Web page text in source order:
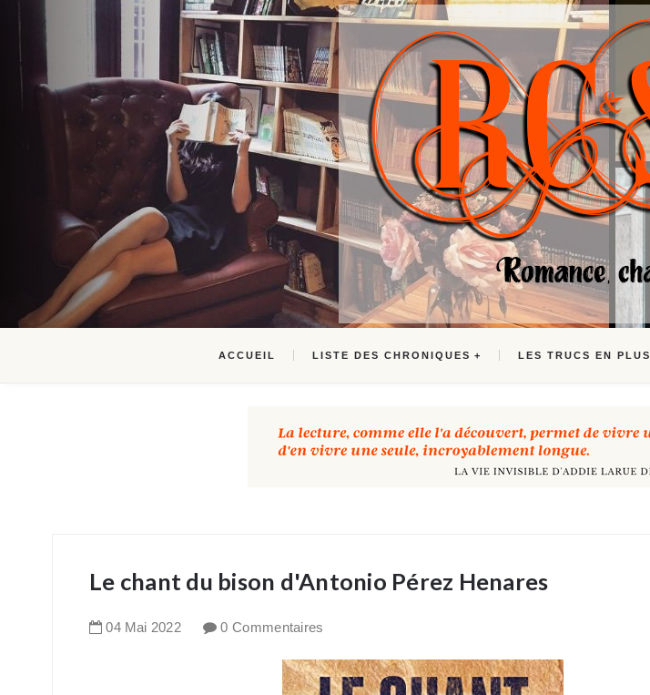
ACCUEIL LISTE DES CHRONIQUES LES TRUCS EN PLUS
Le chant du bison d'Antonio Pérez Henares
04 Mai 2022 0 Commentaires